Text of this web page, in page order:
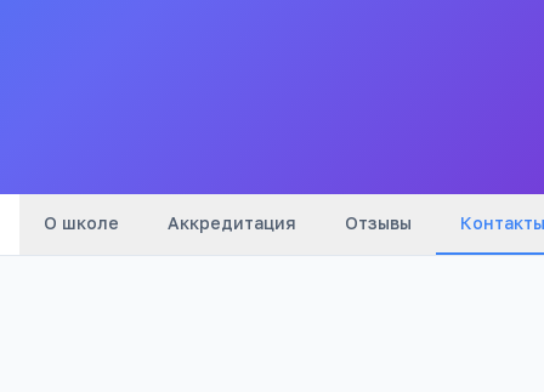
О школе Аккредитация Отзывы Контакты